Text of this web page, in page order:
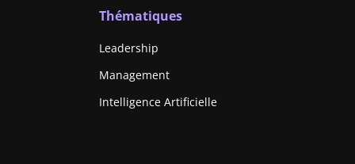
Thématiques
Leadership
Management
Intelligence Artificielle